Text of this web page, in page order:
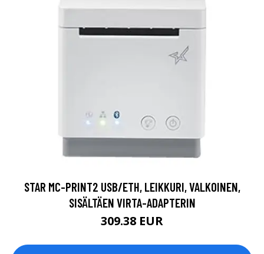
STAR MC-PRINT2 USB/ETH, LEIKKURI, VALKOINEN,
SISÄLTÄEN VIRTA-ADAPTERIN
309.38 EUR